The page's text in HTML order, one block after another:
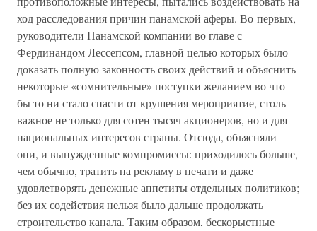
ход расследования причин панамской аферы. Во-первых,
руководители Панамской компании во главе с
Фердинандом Лессепсом, главной целью которых было
доказать полную законность своих действий и объяснить
некоторые «сомнительные» поступки желанием во что
бы то ни стало спасти от крушения мероприятие, столь
важное не только для сотен тысяч акционеров, но и для
национальных интересов страны. Отсюда, объясняли
они, и вынужденные компромиссы: приходилось больше,
чем обычно, тратить на рекламу в печати и даже
удовлетворять денежные аппетиты отдельных политиков;
без их содействия нельзя было дальше продолжать
строительство канала. Таким образом, бескорыстные